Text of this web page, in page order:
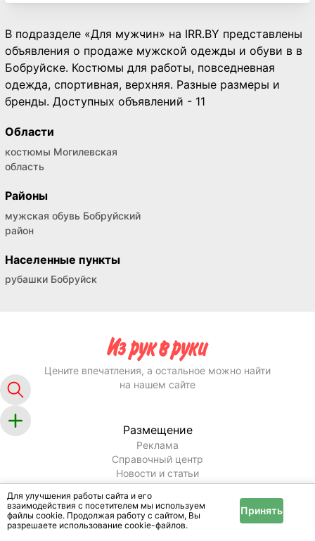
В подразделе «Для мужчин» на IRR.BY представлены
объявления о продаже мужской одежды и обуви в в
Бобруйске. Костюмы для работы, повседневная
одежда, спортивная, верхняя. Разные размеры и
бренды. Доступных объявлений - 11
Области
костюмы Могилевская
область
Районы
мужская обувь Бобруйский
район
Населенные пункты
рубашки Бобруйск
Для улучшения работы сайта и его
взаимодействия с посетителем мы используем
файлы cookie. Продолжая работу с сайтом, Вы
разрешаете использование cookie-файлов.
Принять
Цените впечатления, а остальное можно найти
на нашем сайте
Размещение
Реклама
Справочный центр
Новости и статьи
Информация
Условия и правила
Публичный договор